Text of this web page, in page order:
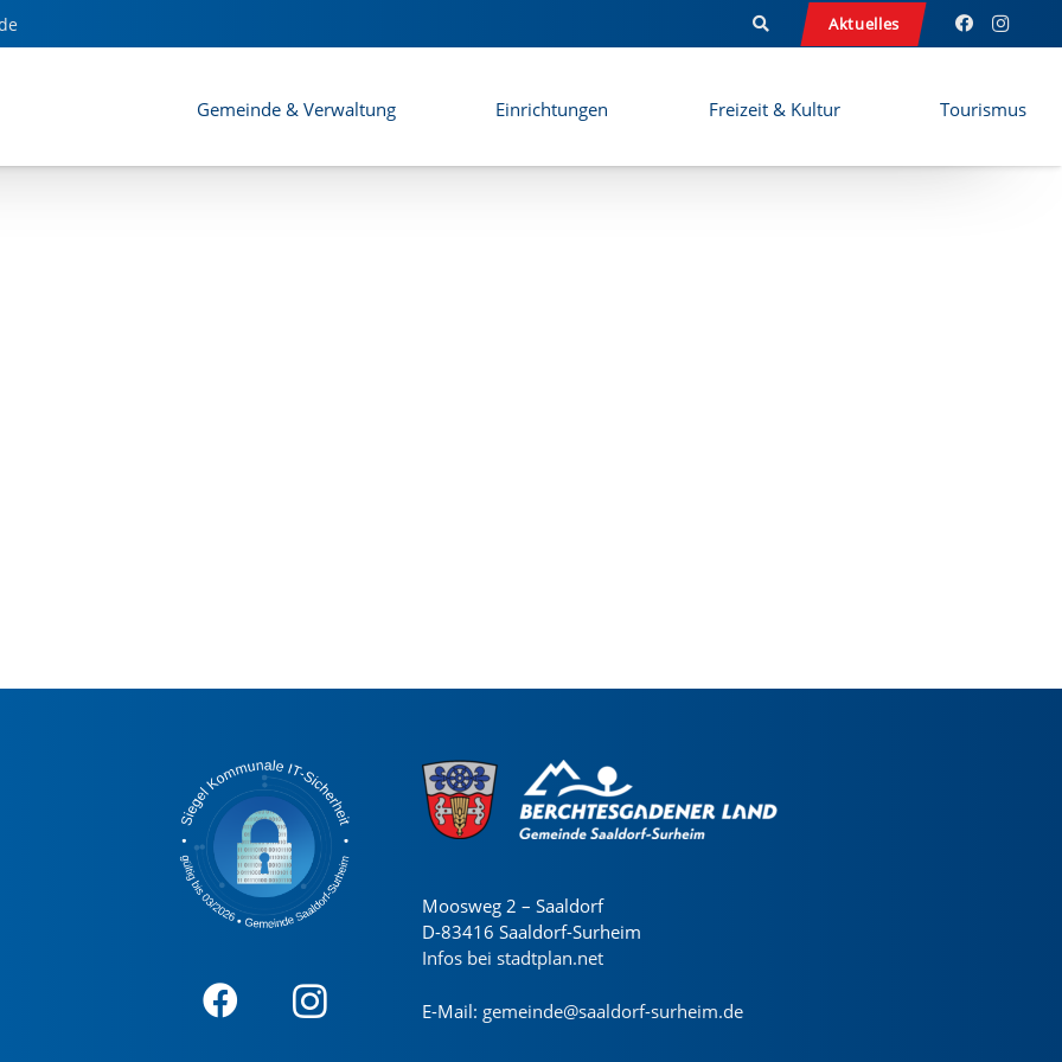
Aktuelles
Gemeinde & Verwaltung Einrichtungen Freizeit & Kultur Tourismus
Moosweg 2 – Saaldorf
D-83416 Saaldorf-Surheim
Infos bei stadtplan.net
E-Mail: gemeinde@saaldorf-surheim.de